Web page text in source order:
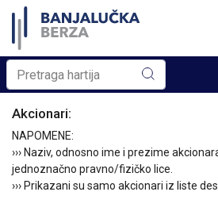
Akcionari:
NAPOMENE:
››› Naziv, odnosno ime i prezime
jednoznačno pravno/fizičko lice.
››› Prikazani su samo akcionari iz liste